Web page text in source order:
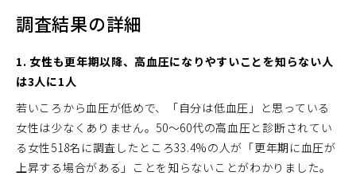
調査結果の詳細
1. 女性も更年期以降、高血圧になりやすいことを知らない人
は3人に1人
若いころから血圧が低めで、「自分は低血圧」と思っている
女性は少なくありません。50～60代の高血圧と診断されてい
る女性518名に調査したところ33.4%の人が「更年期に血圧が
上昇する場合がある」ことを知らないことがわかりました。